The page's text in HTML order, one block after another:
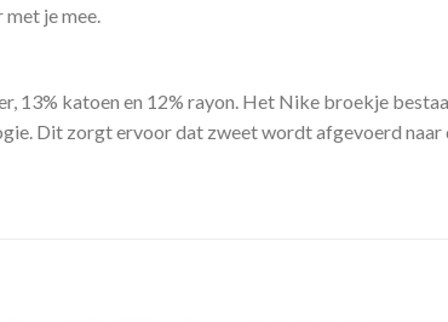
je mee.
13% katoen en 12% rayon. Het Nike broekje
Dit zorgt ervoor dat zweet wordt afgevoerd naar